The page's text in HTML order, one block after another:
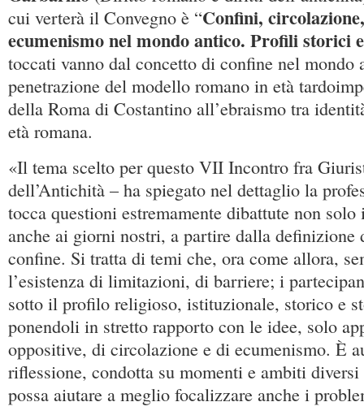
cui verterà il Convegno è “Confini,
ecumenismo nel mondo antico. Profili storici
toccati vanno dal concetto di confine nel mondo
penetrazione del modello romano in età
della Roma di Costantino all’ebraismo tra
età romana.
«Il tema scelto per questo VII Incontro fra
dell’Antichità – ha spiegato nel dettaglio la
tocca questioni estremamente dibattute non solo
anche ai giorni nostri, a partire dalla definizione
confine. Si tratta di temi che, ora come allora,
l’esistenza di limitazioni, di barriere; i
sotto il profilo religioso, istituzionale, storico e
ponendoli in stretto rapporto con le idee, solo
oppositive, di circolazione e di ecumenismo. È
riflessione, condotta su momenti e ambiti
possa aiutare a meglio focalizzare anche i